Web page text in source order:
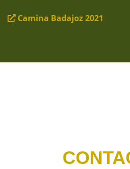
Camina Badajoz 2021